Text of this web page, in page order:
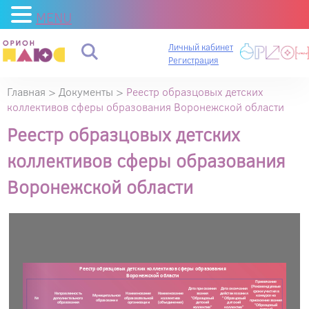
Личный кабинет
Регистрация
Главная > Документы > Реестр образцовых детских
коллективов сферы образования Воронежской области
Реестр образцовых детских
коллективов сферы образования
Воронежской области
MENU